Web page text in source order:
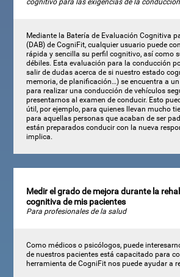
Mediante la Batería de Evaluación Cognitiva
(DAB) de CogniFit, cualquier usuario puede
rápida y sencilla su perfil cognitivo, así como
débiles. Esta evaluación para la conducción
salir de dudas acerca de si nuestro estado
memoria, de planificación…) se encuentra a
para realizar una conducción de vehículos
presentarnos al examen de conducir. Esto
útil, por ejemplo, para quienes llevan mucho
para aquellas personas que acaban de ser
están preparados conducir con la nueva
implica.
Medir el grado de mejora durante la
cognitiva de mis pacientes
Para profesionales de la salud
Como médicos o psicólogos, puede
de nuestros pacientes está capacitado para
herramienta de CogniFit nos puede ayudar a